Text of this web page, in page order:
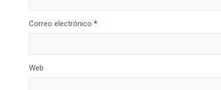
Correo electrónico *
Web